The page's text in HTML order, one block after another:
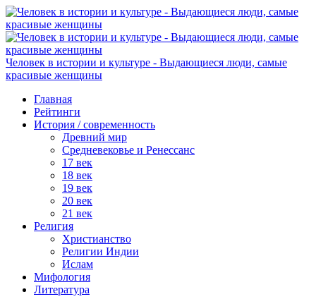
Человек в истории и культуре - Выдающиеся люди, самые
красивые женщины
Главная
Рейтинги
История / современность
Древний мир
Средневековье и Ренессанс
17 век
18 век
19 век
20 век
21 век
Религия
Христианство
Религии Индии
Ислам
Мифология
Литература